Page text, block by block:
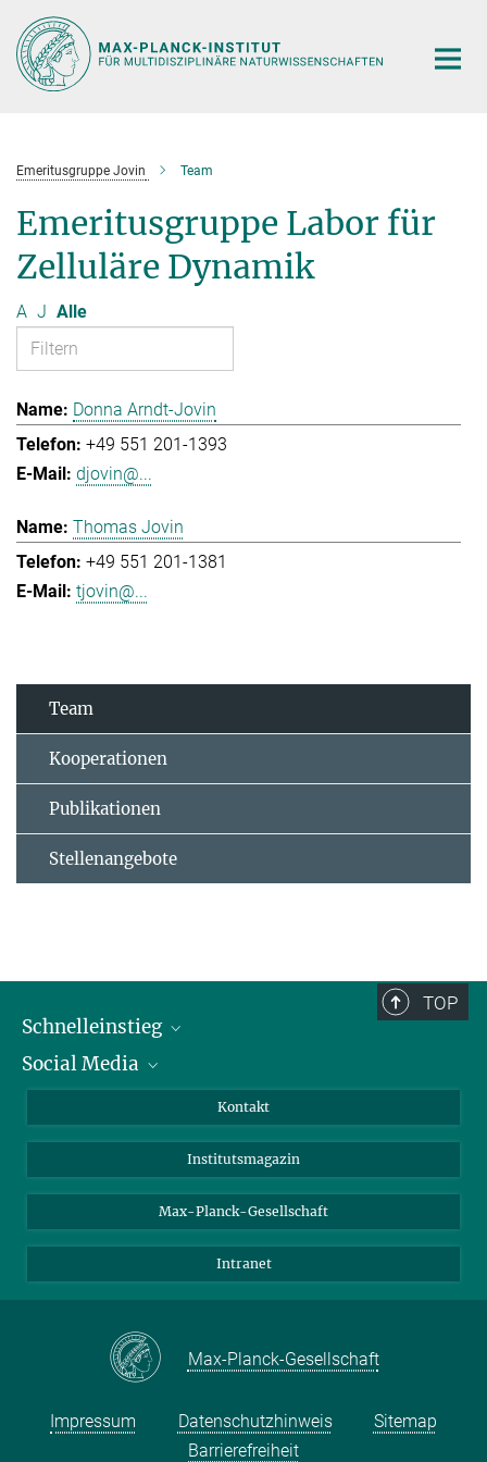
Hauptinhalt
Emeritusgruppe Jovin Team
Emeritusgruppe Labor für
Zelluläre Dynamik
A J Alle
Donna Arndt-Jovin
+49 551 201-1393
djovin@...
Thomas Jovin
+49 551 201-1381
tjovin@...
Team
Kooperationen
Publikationen
Stellenangebote
TOP
Schnelleinstieg
Alumni
Fördernde
Schulen
Studierende
Social Media
Bluesky
Facebook
YouTube
Kontakt
Institutsmagazin
Max-Planck-Gesellschaft
Intranet
Max-Planck-Gesellschaft
Impressum Datenschutzhinweis
Sitemap
Barrierefreiheit